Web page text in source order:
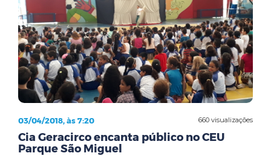
660 visualizações
03/04/2018, às 7:20
Cia Geracirco encanta público no CEU
Parque São Miguel